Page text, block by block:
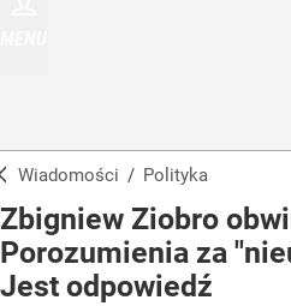
Wiadomości / Polityka
Zbigniew Ziobro
Porozumienia za
Jest odpowiedź